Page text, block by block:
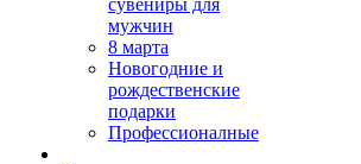
сувениры для
мужчин
8 марта
Новогодние и
рождественские
подарки
Профессионалные